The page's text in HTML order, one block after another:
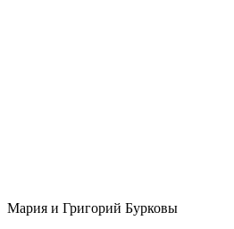
Мария и Григорий Бурковы